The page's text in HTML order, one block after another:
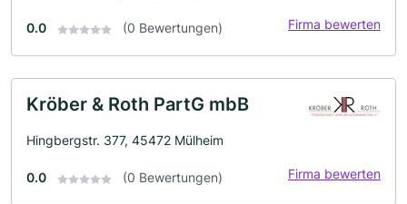
0.0 (0 Bewertungen) Firma bewerten
Kröber & Roth PartG mbB
Hingbergstr. 377, 45472 Mülheim
0.0 (0 Bewertungen) Firma bewerten